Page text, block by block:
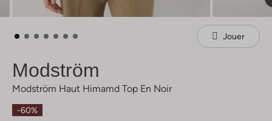
Jouer
Modström
Modström Haut Himamd Top En Noir
-60%